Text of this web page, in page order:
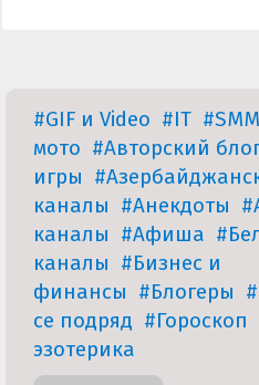
#GIF и Video #IT #SMM
мото #Авторский
игры
каналы #Анекдоты
каналы #Афиша
каналы #Бизнес и
финансы #Блогеры
се подряд #Гороскоп
эзотерика